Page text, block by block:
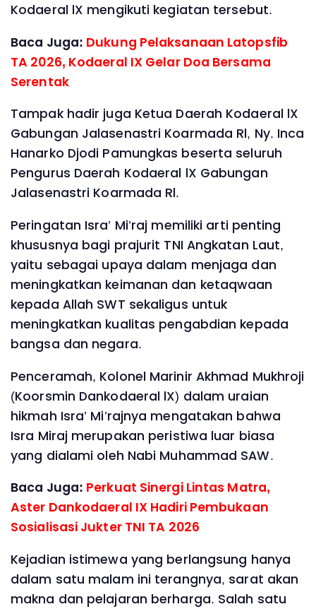
Kodaeral lX mengikuti kegiatan tersebut.
Baca Juga: Dukung Pelaksanaan Latopsfib
TA 2026, Kodaeral IX Gelar Doa Bersama
Serentak
Tampak hadir juga Ketua Daerah Kodaeral lX
Gabungan Jalasenastri Koarmada Rl, Ny. Inca
Hanarko Djodi Pamungkas beserta seluruh
Pengurus Daerah Kodaeral lX Gabungan
Jalasenastri Koarmada Rl.
Peringatan Isra’ Mi’raj memiliki arti penting
khususnya bagi prajurit TNI Angkatan Laut,
yaitu sebagai upaya dalam menjaga dan
meningkatkan keimanan dan ketaqwaan
kepada Allah SWT sekaligus untuk
meningkatkan kualitas pengabdian kepada
bangsa dan negara.
Penceramah, Kolonel Marinir Akhmad Mukhroji
(Koorsmin Dankodaeral lX) dalam uraian
hikmah Isra’ Mi’rajnya mengatakan bahwa
Isra Miraj merupakan peristiwa luar biasa
yang dialami oleh Nabi Muhammad SAW.
Baca Juga: Perkuat Sinergi Lintas Matra,
Aster Dankodaeral IX Hadiri Pembukaan
Sosialisasi Jukter TNI TA 2026
Kejadian istimewa yang berlangsung hanya
dalam satu malam ini terangnya, sarat akan
makna dan pelajaran berharga. Salah satu